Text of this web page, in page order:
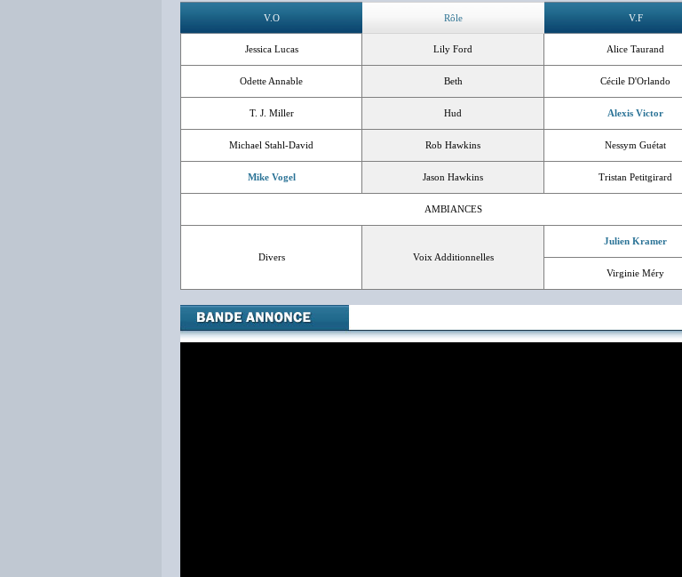
V.O Rôle V.F
Jessica Lucas Lily Ford Alice Taurand
Odette Annable Beth Cécile D'Orlando
T. J. Miller Hud Alexis Victor
Michael Stahl-David Rob Hawkins Nessym Guétat
Mike Vogel Jason Hawkins Tristan Petitgirard
AMBIANCES
Divers Voix Additionnelles
Julien Kramer
Virginie Méry